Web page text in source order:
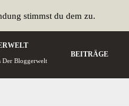
Der Bloggerwelt
BEITRÄGE
stimmst du dem zu.